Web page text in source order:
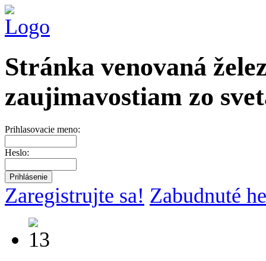
Stránka venovaná
zaujimavostiam zo
Prihlasovacie meno:
Heslo:
Zaregistrujte sa! Zabudnuté